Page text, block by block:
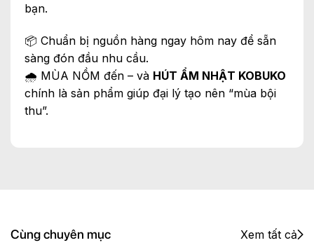
bạn.
📦 Chuẩn bị nguồn hàng ngay hôm nay để sẵn
sàng đón đầu nhu cầu.
🌧️ MÙA NỒM đến – và HÚT ẨM NHẬT KOBUKO
chính là sản phẩm giúp đại lý tạo nên “mùa bội
thu”.
Cùng chuyên mục Xem tất cả